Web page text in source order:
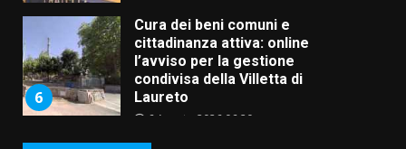
6
Cura dei beni comuni e
cittadinanza attiva: online
l’avviso per la gestione
condivisa della Villetta di
Laureto
6 Agosto 2026 06:20